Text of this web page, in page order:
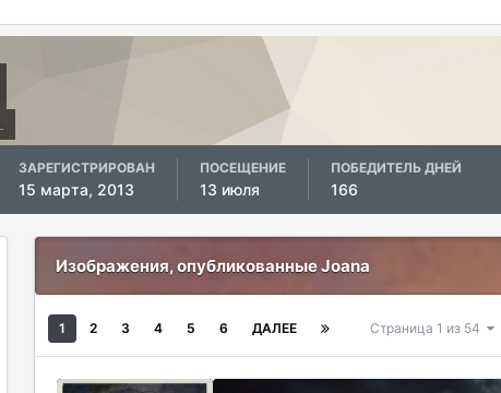
ЗАРЕГИСТРИРОВАН
15 марта, 2013
ПОСЕЩЕНИЕ
13 июля
ПОБЕДИТЕЛЬ ДНЕЙ
166
Изображения, опубликованные Joana
1 2 3 4 5 6 ДАЛЕЕ Страница 1 из 54